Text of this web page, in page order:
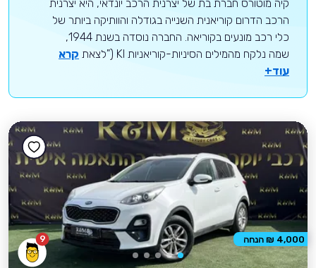
קיה מוטורס חברת בת של יצרנית הרכב יונדאי, היא יצרנית
הרכב הדרום קוריאנית השנייה בגודלה והוותיקה ביותר של
כלי רכב מונעים בקוריאה. החברה נוסדה בשנת 1944,
שמה נלקח מהמילים הסיניות-קוריאניות KI ("לצאת
קרא
עוד+
9 4,000 ₪ הנחה